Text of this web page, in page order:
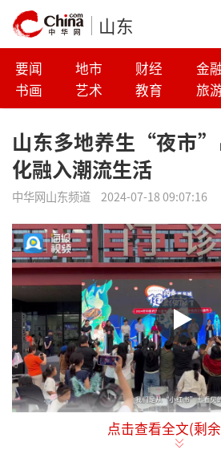
山东
要闻 地市 财经 金
书画
艺术 教育 旅
山东多地养生“夜市”
化融入潮流生活
中华网山东频道 2024-07-18 09:07:16
夏日逛夜市，已成为不
点击查看全文(剩余